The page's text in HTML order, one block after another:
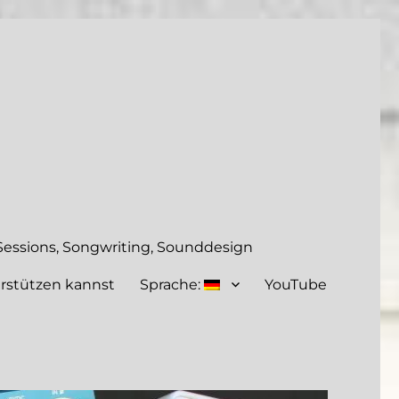
Songwriting, Sounddesign
kannst Sprache: YouTube